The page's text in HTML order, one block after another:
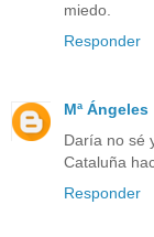
miedo.
Responder
Mª Ángeles
Daría no sé
Cataluña
Responder